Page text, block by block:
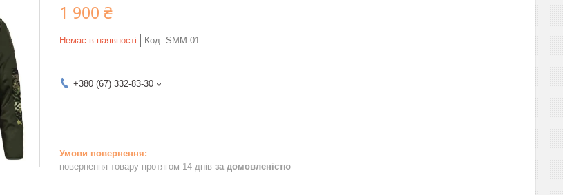
1 900 ₴
Немає в наявності Код: SMM-01
+380 (67) 332-83-30
повернення товару протягом 14 днів за домовленістю